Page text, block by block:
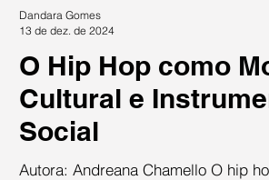
O Hip Hop como
Cultural e
Social
Autora: Andreana Chamello O hip hop é um movimento
Dandara Gomes
13 de dez. de 2024